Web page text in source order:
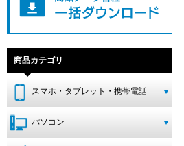
商品カテゴリ
スマホ・タブレット・携帯電話
パソコン